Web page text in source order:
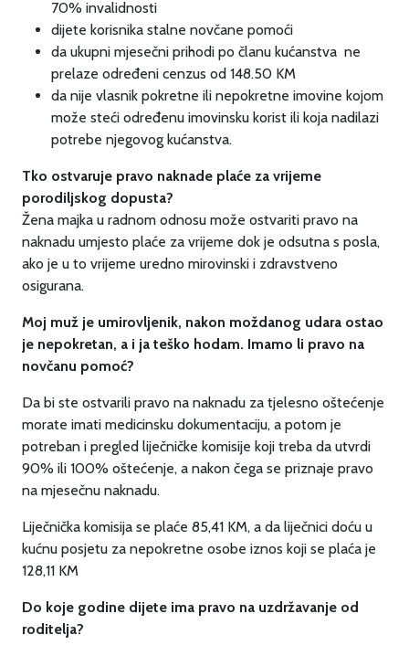
70% invalidnosti
dijete korisnika stalne novčane pomoći
da ukupni mjesečni prihodi po članu kućanstva ne
prelaze određeni cenzus od 148.50 KM
da nije vlasnik pokretne ili nepokretne imovine kojom
može steći određenu imovinsku korist ili koja nadilazi
potrebe njegovog kućanstva.
Tko ostvaruje pravo naknade plaće za vrijeme
porodiljskog dopusta?
Žena majka u radnom odnosu može ostvariti pravo na
naknadu umjesto plaće za vrijeme dok je odsutna s posla,
ako je u to vrijeme uredno mirovinski i zdravstveno
osigurana.
Moj muž je umirovljenik, nakon moždanog udara ostao
je nepokretan, a i ja teško hodam. Imamo li pravo na
novčanu pomoć?
Da bi ste ostvarili pravo na naknadu za tjelesno oštećenje
morate imati medicinsku dokumentaciju, a potom je
potreban i pregled liječničke komisije koji treba da utvrdi
90% ili 100% oštećenje, a nakon čega se priznaje pravo
na mjesečnu naknadu.
Liječnička komisija se plaće 85,41 KM, a da liječnici doću u
kućnu posjetu za nepokretne osobe iznos koji se plaća je
128,11 KM
Do koje godine dijete ima pravo na uzdržavanje od
roditelja?